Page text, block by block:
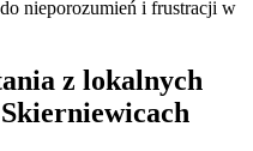
nieporozumień i frustracji w
z lokalnych